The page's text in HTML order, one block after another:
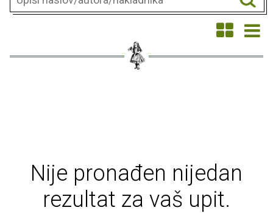
Nije pronađen nijedan
rezultat za vaš upit.